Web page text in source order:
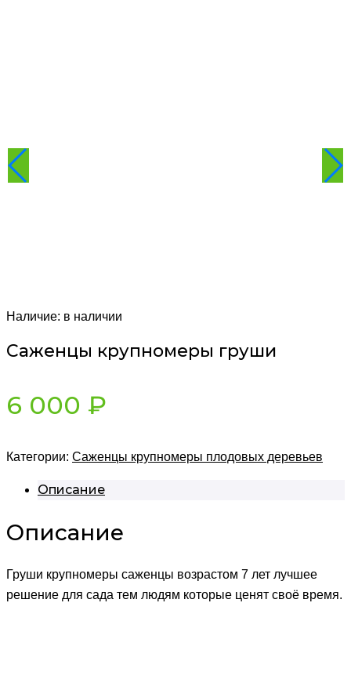
Наличие: в наличии
Саженцы крупномеры груши
6 000 ₽
Категории: Саженцы крупномеры плодовых деревьев
Описание
Описание
Груши крупномеры саженцы возрастом 7 лет лучшее
решение для сада тем людям которые ценят своё время.